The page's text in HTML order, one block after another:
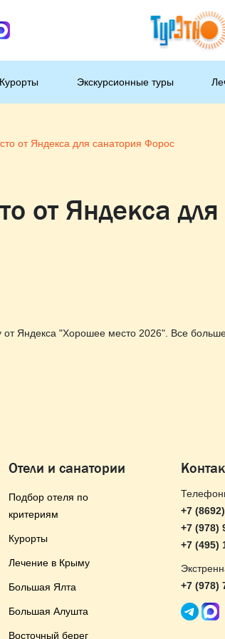
Курорты Экскурсионные туры
от Яндекса для санатория Форос
от Яндекса
от Яндекса "Хорошее место 2026". Все
Отели и санатории
Подбор отеля по
критериям
Курорты
Лечение в Крыму
Большая Ялта
Большая Алушта
Восточный берег
+7
+7 (978)
+7 (495)
+7 (978)